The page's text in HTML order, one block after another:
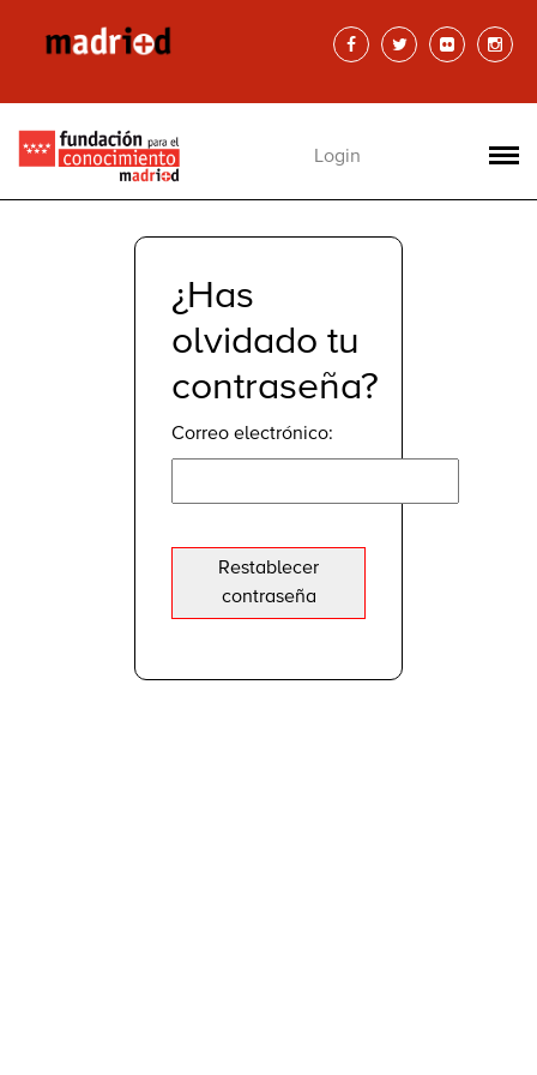
Login
¿Has
olvidado tu
contraseña?
Correo electrónico:
Restablecer
contraseña